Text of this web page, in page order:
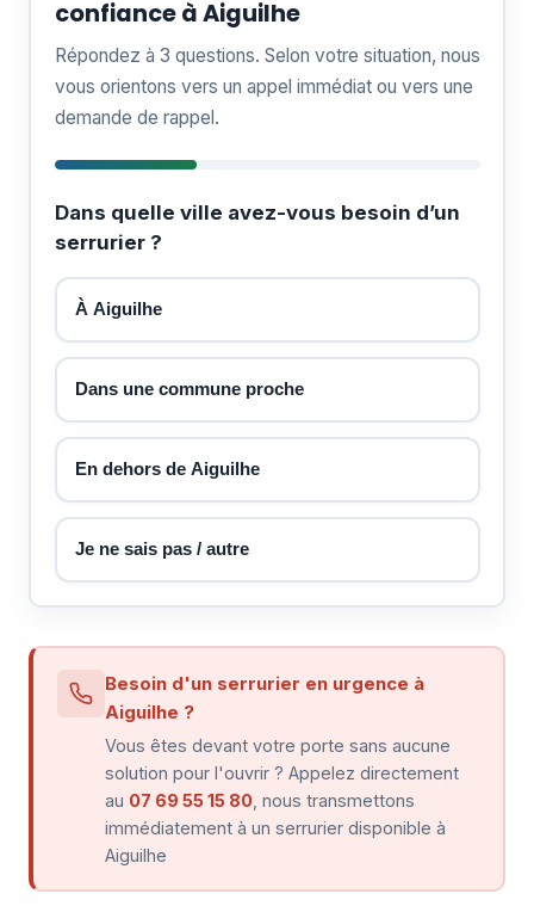
confiance à Aiguilhe
Répondez à 3 questions. Selon votre situation, nous
vous orientons vers un appel immédiat ou vers une
demande de rappel.
Dans quelle ville avez-vous besoin d’un
serrurier ?
À Aiguilhe
Dans une commune proche
En dehors de Aiguilhe
Je ne sais pas / autre
Besoin d'un serrurier en urgence à
Aiguilhe ?
Vous êtes devant votre porte sans aucune
solution pour l'ouvrir ? Appelez directement
au 07 69 55 15 80 , nous transmettons
immédiatement à un serrurier disponible à
Aiguilhe